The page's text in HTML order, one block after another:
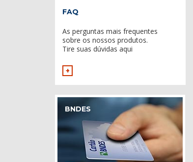
FAQ
As perguntas mais frequentes
sobre os nossos produtos.
Tire suas dúvidas aqui
+
BNDES